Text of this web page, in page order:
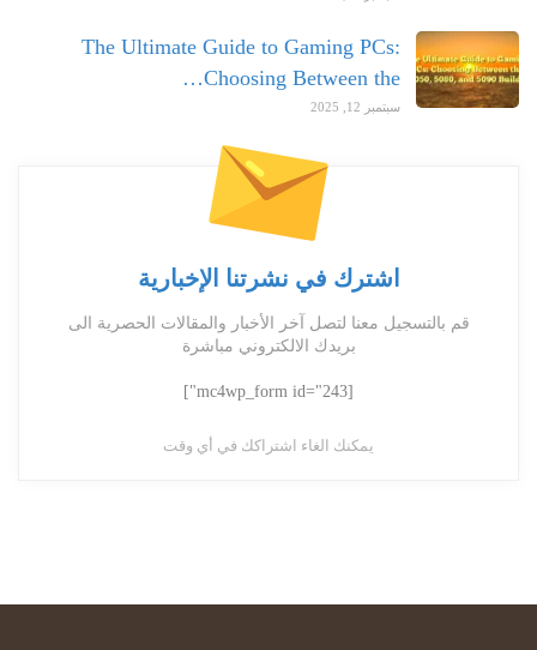
The Ultimate Guide to Gaming PCs:
Choosing Between the…
سبتمبر 12, 2025
اشترك في نشرتنا الإخبارية
قم بالتسجيل معنا لتصل آخر الأخبار والمقالات الحصرية الى
بريدك الالكتروني مباشرة
[mc4wp_form id="243"]
يمكنك الغاء اشتراكك في أي وقت